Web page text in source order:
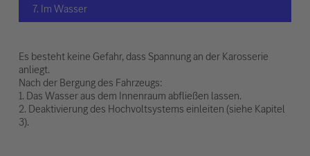
7. Im Wasser
Es besteht keine Gefahr, dass Spannung an der Karosserie
anliegt.
Nach der Bergung des Fahrzeugs:
1. Das Wasser aus dem Innenraum abfließen lassen.
2. Deaktivierung des Hochvoltsystems einleiten (siehe Kapitel
3).